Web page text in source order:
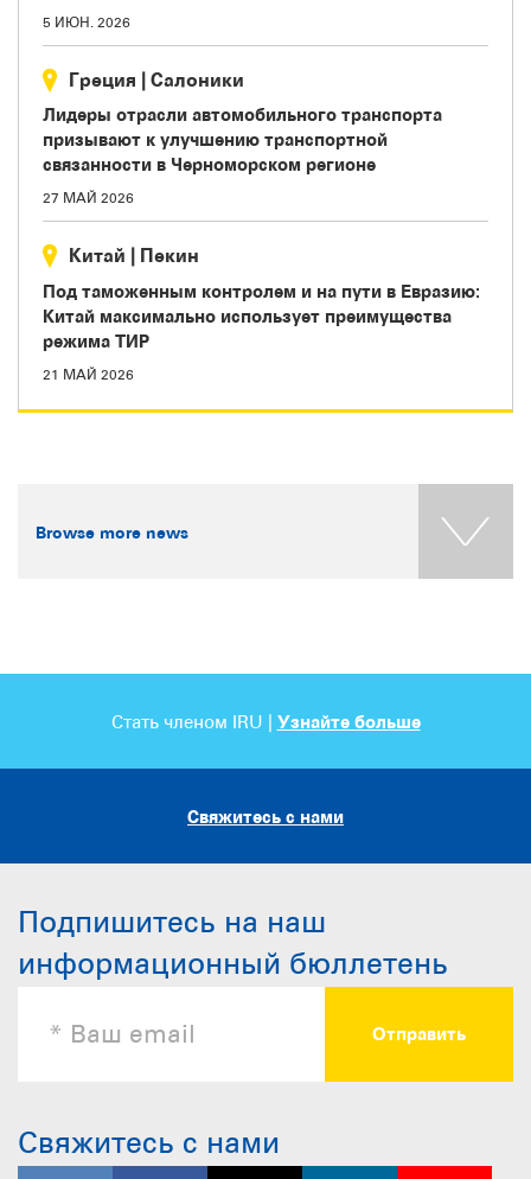
5 ИЮН. 2026
Греция | Салоники
Лидеры отрасли автомобильного транспорта
призывают к улучшению транспортной
связанности в Черноморском регионе
27 МАЙ 2026
Китай | Пекин
Под таможенным контролем и на пути в Евразию:
Китай максимально использует преимущества
режима ТИР
21 МАЙ 2026
Browse more news
Стать членом IRU | Узнайте больше
Свяжитесь с нами
Подпишитесь на наш
информационный бюллетень
Свяжитесь с нами